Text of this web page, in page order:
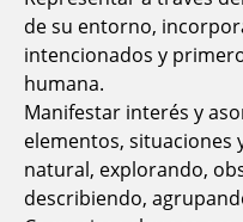
de su entorno,
intencionados y
humana.
Manifestar interés y
elementos, situaciones
natural, explorando,
describiendo,